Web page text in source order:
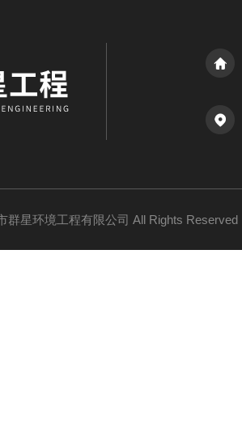
群星环境工程有限公司 All Rights